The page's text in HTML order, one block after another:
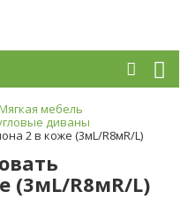
мебель
диваны
2 в коже (3мL/R8мR/L)
(3мL/R8мR/L)